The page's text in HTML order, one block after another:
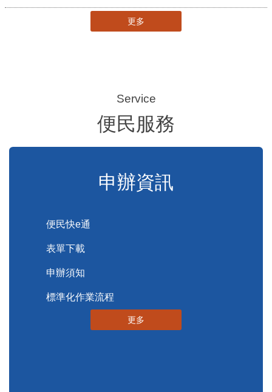
更多
便民服務
申辦資訊
便民快e通
表單下載
申辦須知
標準化作業流程
更多